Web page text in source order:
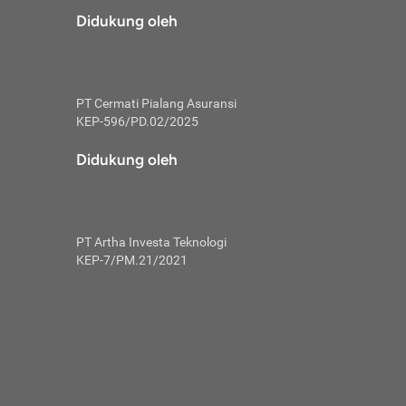
tidak
skor
Mulai
kembali ideal.
utang
Didukung oleh
PT Cermati Pialang Asuransi
KEP-596/PD.02/2025
Didukung oleh
PT Artha Investa Teknologi
KEP-7/PM.21/2021